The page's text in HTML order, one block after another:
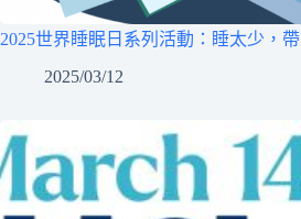
2025世界睡眠日系列活動：睡太少，
2025/03/12